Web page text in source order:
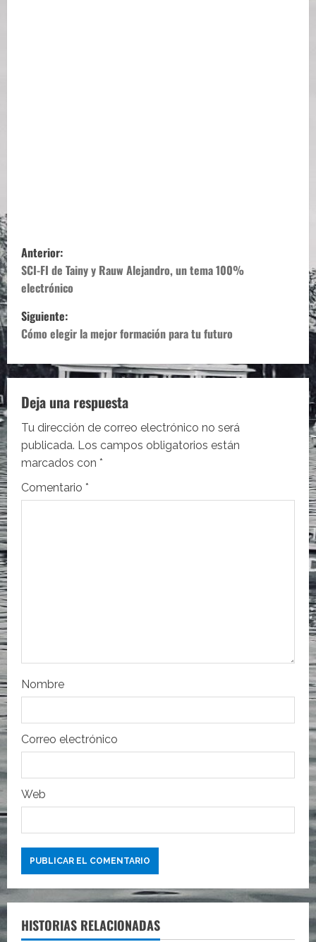
N
a
v
e
g
a
c
i
ó
t
r
a
d
a
s
Anterior:
SCI-FI de Tainy y Rauw Alejandro, un tema 100%
electrónico
Siguiente:
Cómo elegir la mejor formación para tu futuro
Deja una respuesta
Tu dirección de correo electrónico no será
publicada. Los campos obligatorios están
marcados con *
Comentario *
Nombre
Correo electrónico
Web
HISTORIAS RELACIONADAS